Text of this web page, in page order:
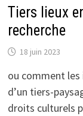
Tiers lieux
recherche
18 juin 2023
ou comment
d’un tiers-
droits culturels